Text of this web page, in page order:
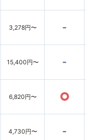
3,278円〜 -
15,400円〜 -
6,820円〜 ○
4,730円〜 -